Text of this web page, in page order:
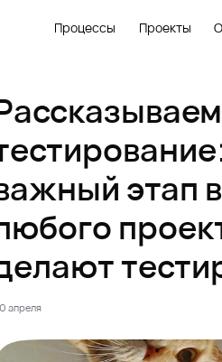
Процессы Проекты
этап
апреля